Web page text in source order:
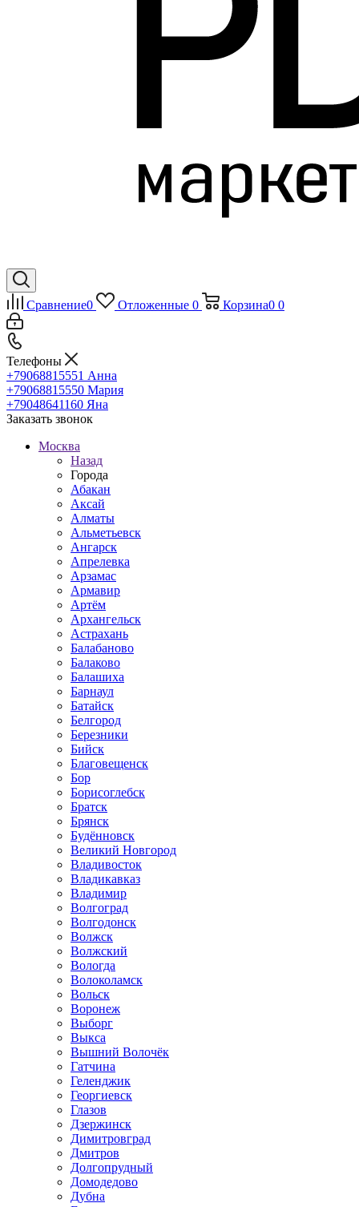
Сравнение0 Отложенные 0 Корзина0 0
Телефоны
+79068815551 Анна
+79068815550 Мария
+79048641160 Яна
Заказать звонок
Москва
Назад
Города
Абакан
Аксай
Алматы
Альметьевск
Ангарск
Апрелевка
Арзамас
Армавир
Артём
Архангельск
Астрахань
Балабаново
Балаково
Балашиха
Барнаул
Батайск
Белгород
Березники
Бийск
Благовещенск
Бор
Борисоглебск
Братск
Брянск
Будённовск
Великий Новгород
Владивосток
Владикавказ
Владимир
Волгоград
Волгодонск
Волжск
Волжский
Вологда
Волоколамск
Вольск
Воронеж
Выборг
Выкса
Вышний Волочёк
Гатчина
Геленджик
Георгиевск
Глазов
Дзержинск
Димитровград
Дмитров
Долгопрудный
Домодедово
Дубна